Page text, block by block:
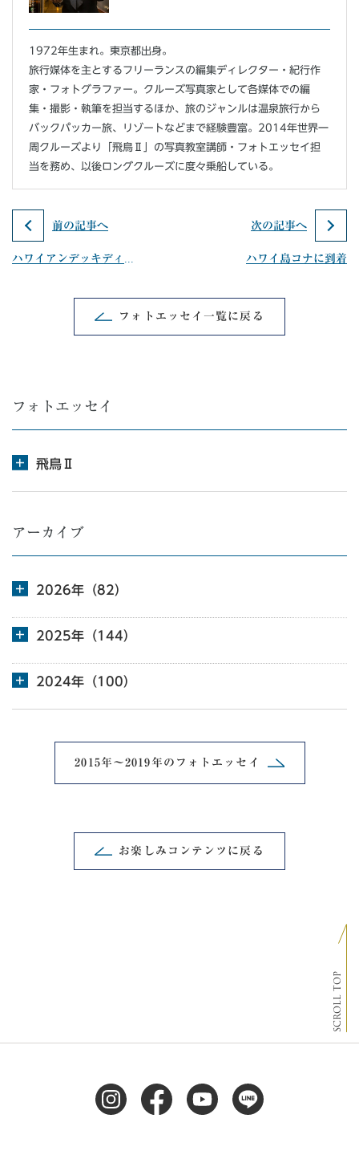
お楽しみコンテンツに戻る
フォトエッセイ
飛鳥Ⅱ
アーカイブ
2026年（82）
2025年（144）
2024年（100）
2015年～2019年の フォトエッセイ
1972年生まれ。東京都出身。
旅行媒体を主とするフリーランスの編集ディレクター・紀行作
家・フォトグラファー。クルーズ写真家として各媒体での編
集・撮影・執筆を担当するほか、旅のジャンルは温泉旅行から
バックパッカー旅、リゾートなどまで経験豊富。2014年世界一
周クルーズより「飛鳥Ⅱ」の写真教室講師・フォトエッセイ担
当を務め、以後ロングクルーズに度々乗船している。
前の記事へ 次の記事へ
ハワイ島コナに到着
フォトエッセイ一覧に戻る
SCROLL TOP